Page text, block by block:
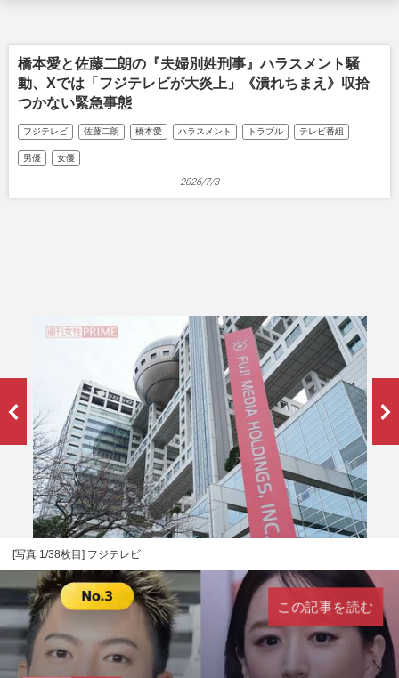
橋本愛と佐藤二朗の『夫婦別姓刑事』ハラスメント騒
動、Xでは「フジテレビが大炎上」《潰れちまえ》収拾
つかない緊急事態
フジテレビ 佐藤二朗 橋本愛 ハラスメント トラブル テレビ番組
男優 女優
2026/7/3
[写真 1/38枚目] フジテレビ
この記事を読む